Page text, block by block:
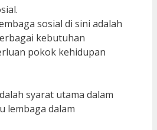
sosial di sini adalah
kebutuhan
pokok kehidupan
syarat utama dalam
lembaga dalam